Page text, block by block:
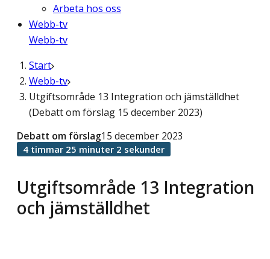
Arbeta hos oss
Webb-tv
Webb-tv
Start
Webb-tv
Utgiftsområde 13 Integration och jämställdhet
(Debatt om förslag 15 december 2023)
Utgiftsområde 13 Integration
och jämställdhet
Debatt om förslag15 december 2023
4 timmar 25 minuter 2 sekunder